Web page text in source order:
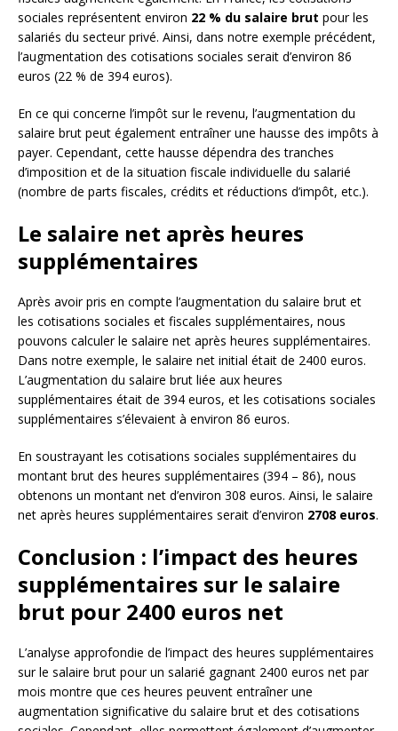
sociales représentent environ 22 % du salaire brut pour les
salariés du secteur privé. Ainsi, dans notre exemple précédent,
l’augmentation des cotisations sociales serait d’environ 86
euros (22 % de 394 euros).
En ce qui concerne l’impôt sur le revenu, l’augmentation du
salaire brut peut également entraîner une hausse des impôts à
payer. Cependant, cette hausse dépendra des tranches
d’imposition et de la situation fiscale individuelle du salarié
(nombre de parts fiscales, crédits et réductions d’impôt, etc.).
Le salaire net après heures
supplémentaires
Après avoir pris en compte l’augmentation du salaire brut et
les cotisations sociales et fiscales supplémentaires, nous
pouvons calculer le salaire net après heures supplémentaires.
Dans notre exemple, le salaire net initial était de 2400 euros.
L’augmentation du salaire brut liée aux heures
supplémentaires était de 394 euros, et les cotisations sociales
supplémentaires s’élevaient à environ 86 euros.
En soustrayant les cotisations sociales supplémentaires du
montant brut des heures supplémentaires (394 – 86), nous
obtenons un montant net d’environ 308 euros. Ainsi, le salaire
net après heures supplémentaires serait d’environ 2708 euros.
Conclusion : l’impact des heures
supplémentaires sur le salaire
brut pour 2400 euros net
L’analyse approfondie de l’impact des heures supplémentaires
sur le salaire brut pour un salarié gagnant 2400 euros net par
mois montre que ces heures peuvent entraîner une
augmentation significative du salaire brut et des cotisations